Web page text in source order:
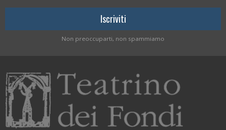
Non preoccuparti, non spammiamo